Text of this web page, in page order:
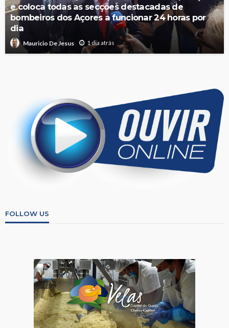
e coloca todas as secções destacadas de
bombeiros dos Açores a funcionar 24 horas por
dia
Mauricio De Jesus 1 dia atrás
FOLLOW US